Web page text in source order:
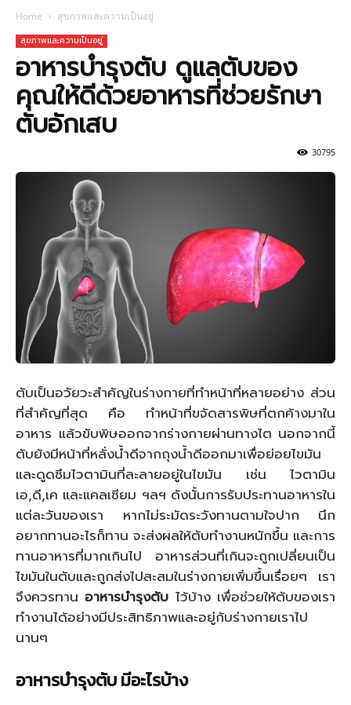
Home สุขภาพและความเป็นอยู่
สุขภาพและความเป็นอยู่
อาหารบํารุงตับ ดูแลตับของ
คุณให้ดีด้วยอาหารที่ช่วยรักษา
ตับอักเสบ
30795
ตับเป็นอวัยวะสำคัญในร่างกายที่ทำหน้าที่หลายอย่าง ส่วน
ที่สำคัญที่สุด คือ ทำหน้าที่ขจัดสารพิษที่ตกค้างมาใน
อาหาร แล้วขับพิษออกจากร่างกายผ่านทางไต นอกจากนี้
ตับยังมีหน้าที่หลั่งน้ำดีจากถุงน้ำดีออกมาเพื่อย่อยไขมัน
และดูดซึมไวตามินที่ละลายอยู่ในไขมัน เช่น ไวตามิน
เอ,ดี,เค และแคลเซียม ฯลฯ ดังนั้นการรับประทานอาหารใน
แต่ละวันของเรา หากไม่ระมัดระวังทานตามใจปาก นึก
อยากทานอะไรก็ทาน จะส่งผลให้ตับทำงานหนักขึ้น และการ
ทานอาหารที่มากเกินไป อาหารส่วนที่เกินจะถูกเปลี่ยนเป็น
ไขมันในตับและถูกส่งไปสะสมในร่างกายเพิ่มขึ้นเรื่อยๆ เรา
จึงควรทาน อาหารบำรุงตับ ไว้บ้าง เพื่อช่วยให้ตับของเรา
ทำงานได้อย่างมีประสิทธิภาพและอยู่กับร่างกายเราไป
นานๆ
อาหารบํารุงตับ มีอะไรบ้าง